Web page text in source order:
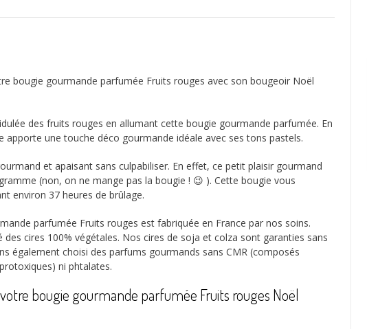
bougie gourmande parfumée Fruits rouges avec son bougeoir Noël
des fruits rouges en allumant cette bougie gourmande parfumée. En
apporte une touche déco gourmande idéale avec ses tons pastels.
et apaisant sans culpabiliser. En effet, ce petit plaisir gourmand
(non, on ne mange pas la bougie ! 😉 ). Cette bougie vous
environ 37 heures de brûlage.
parfumée Fruits rouges est fabriquée en France par nos soins.
cires 100% végétales. Nos cires de soja et colza sont garanties sans
également choisi des parfums gourmands sans CMR (composés
ni phtalates.
votre bougie gourmande parfumée Fruits rouges Noël